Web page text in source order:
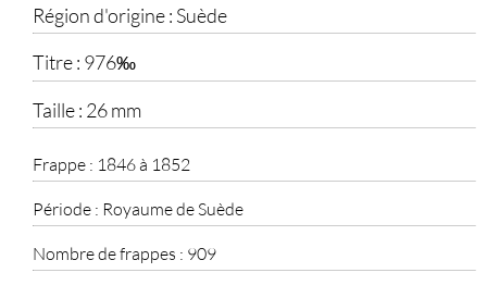
Région d'origine : Suède
Titre : 976‰
Taille : 26 mm
Frappe : 1846 à 1852
Période : Royaume de Suède
Nombre de frappes : 909